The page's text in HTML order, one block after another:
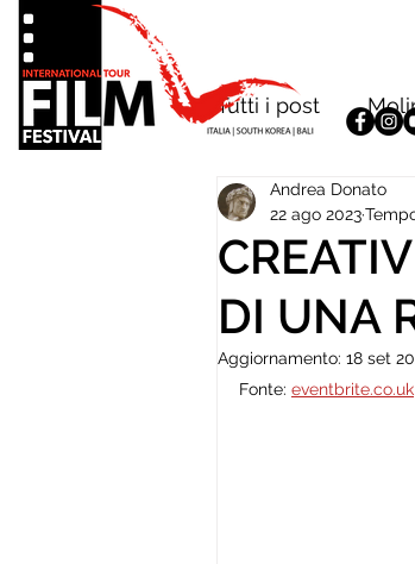
Tutti i post
DI UNA
Andrea Donato
22 ago 2023
Aggiornamento: 18 set
Fonte: eventbrite.co.uk